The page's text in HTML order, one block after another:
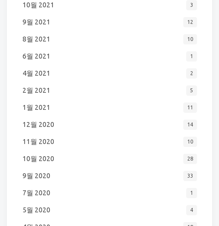
10월 2021 3
9월 2021 12
8월 2021 10
6월 2021 1
4월 2021 2
2월 2021 5
1월 2021 11
12월 2020 14
11월 2020 10
10월 2020 28
9월 2020 33
7월 2020 1
5월 2020 4